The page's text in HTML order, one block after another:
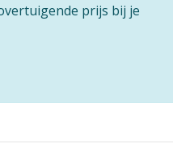
prijs bij je